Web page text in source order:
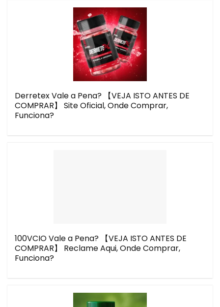
Derretex Vale a Pena? 【VEJA ISTO ANTES DE
COMPRAR】 Site Oficial, Onde Comprar,
Funciona?
100VCIO Vale a Pena? 【VEJA ISTO ANTES DE
COMPRAR】 Reclame Aqui, Onde Comprar,
Funciona?